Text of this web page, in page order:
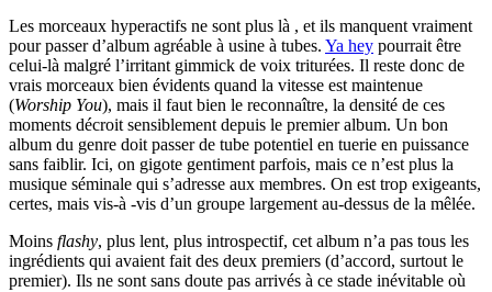
Les morceaux hyperactifs ne sont plus là , et ils manquent vraiment
pour passer d’album agréable à usine à tubes. Ya hey pourrait être
celui-là malgré l’irritant gimmick de voix triturées. Il reste donc de
vrais morceaux bien évidents quand la vitesse est maintenue
(Worship You), mais il faut bien le reconnaître, la densité de ces
moments décroit sensiblement depuis le premier album. Un bon
album du genre doit passer de tube potentiel en tuerie en puissance
sans faiblir. Ici, on gigote gentiment parfois, mais ce n’est plus la
musique séminale qui s’adresse aux membres. On est trop exigeants,
certes, mais vis-à -vis d’un groupe largement au-dessus de la mêlée.
Moins flashy, plus lent, plus introspectif, cet album n’a pas tous les
ingrédients qui avaient fait des deux premiers (d’accord, surtout le
premier). Ils ne sont sans doute pas arrivés à ce stade inévitable où